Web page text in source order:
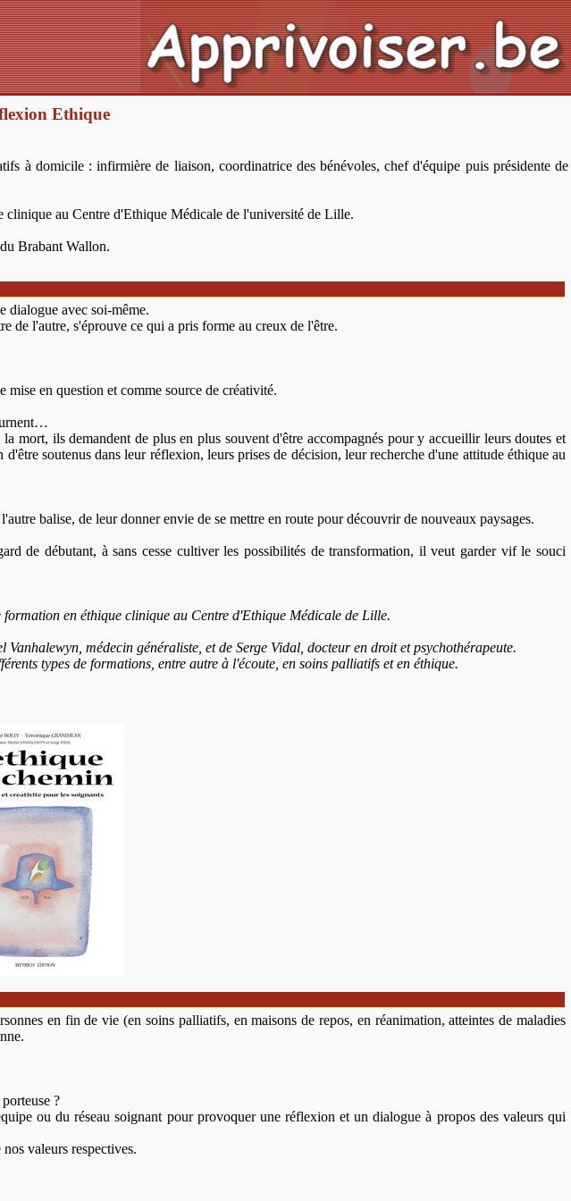
Ethique
à domicile : infirmière de liaison, coordinatrice des bénévoles, chef d'équipe puis présidente de
au Centre d'Ethique Médicale de l'université de Lille.
Brabant Wallon.
dialogue avec soi-même.
de l'autre, s'éprouve ce qui a pris forme au creux de l'être.
mise en question et comme source de créativité.
mort, ils demandent de plus en plus souvent d'être accompagnés pour y accueillir leurs doutes et
soutenus dans leur réflexion, leurs prises de décision, leur recherche d'une attitude éthique au
balise, de leur donner envie de se mettre en route pour découvrir de nouveaux paysages.
de débutant, à sans cesse cultiver les possibilités de transformation, il veut garder vif le souci
en éthique clinique au Centre d'Ethique Médicale de Lille.
médecin généraliste, et de Serge Vidal, docteur en droit et psychothérapeute.
types de formations, entre autre à l'écoute, en soins palliatifs et en éthique.
en fin de vie (en soins palliatifs, en maisons de repos, en réanimation, atteintes de maladies
?
ou du réseau soignant pour provoquer une réflexion et un dialogue à propos des valeurs qui
valeurs respectives.